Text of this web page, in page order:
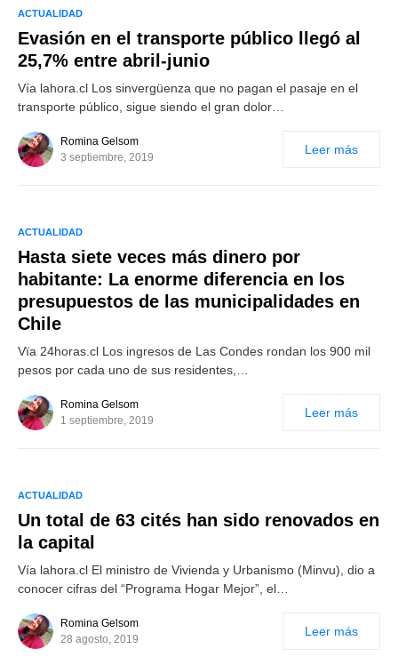
ACTUALIDAD
Evasión en el transporte público llegó al
25,7% entre abril-junio
Vía lahora.cl Los sinvergüenza que no pagan el pasaje en el
transporte público, sigue siendo el gran dolor…
Romina Gelsom
3 septiembre, 2019
Leer más
ACTUALIDAD
Hasta siete veces más dinero por
habitante: La enorme diferencia en los
presupuestos de las municipalidades en
Chile
Vïa 24horas.cl Los ingresos de Las Condes rondan los 900 mil
pesos por cada uno de sus residentes,…
Romina Gelsom
1 septiembre, 2019
Leer más
ACTUALIDAD
Un total de 63 cités han sido renovados en
la capital
Vía lahora.cl El ministro de Vivienda y Urbanismo (Minvu), dio a
conocer cifras del “Programa Hogar Mejor”, el…
Romina Gelsom
28 agosto, 2019
Leer más